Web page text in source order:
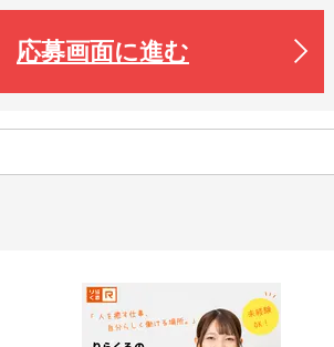
応募画面に進む